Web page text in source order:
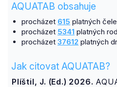
AQUATAB obsahuje
procházet 615 platných
procházet 5341 platných
procházet 37612 platných
Jak citovat AQUATAB?
Plíštil, J. (Ed.) 2026.